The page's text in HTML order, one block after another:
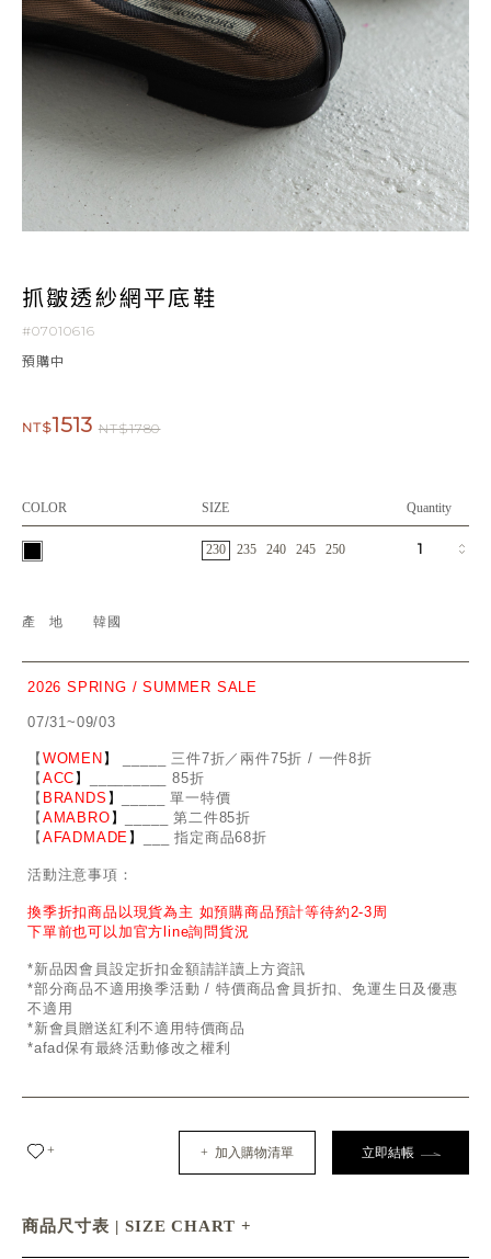
抓皺透紗網平底鞋
#07010616
預購中
NT$1513 NT$1780
COLOR SIZE Quantity
230 235 240 245 250
產地韓國
2026 SPRING / SUMMER SALE
07/31~09/03
【 WOMEN 】
___ 三件7折／兩件75折 / 一件8折
【 ACC 】
____ 85折
【 BRANDS 】
_ 單一特價
【 AMABRO 】
_ 第二件85折
【 AFADMADE 】 ___ 指定商品68折
活動注意事項：
換季折扣商品以現貨為主 如預購商品預計等待約2-3周
下單前也可以加官方line詢問貨況
*新品因會員設定折扣金額請詳讀上方資訊
*部分商品不適用換季活動 / 特價商品會員折扣、免運生日及優惠
不適用
*新會員贈送紅利不適用特價商品
*afad保有最終活動修改之權利
+ + 加入購物清單 立即結帳
商品尺寸表 | SIZE CHART